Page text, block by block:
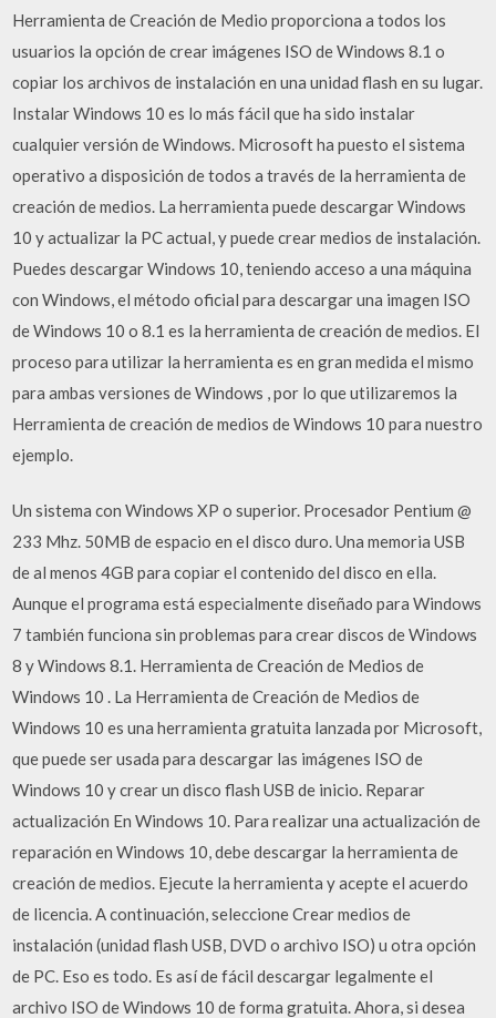
Herramienta de Creación de Medio proporciona a todos los
usuarios la opción de crear imágenes ISO de Windows 8.1 o
copiar los archivos de instalación en una unidad flash en su lugar.
Instalar Windows 10 es lo más fácil que ha sido instalar
cualquier versión de Windows. Microsoft ha puesto el sistema
operativo a disposición de todos a través de la herramienta de
creación de medios. La herramienta puede descargar Windows
10 y actualizar la PC actual, y puede crear medios de instalación.
Puedes descargar Windows 10, teniendo acceso a una máquina
con Windows, el método oficial para descargar una imagen ISO
de Windows 10 o 8.1 es la herramienta de creación de medios. El
proceso para utilizar la herramienta es en gran medida el mismo
para ambas versiones de Windows , por lo que utilizaremos la
Herramienta de creación de medios de Windows 10 para nuestro
ejemplo.
Un sistema con Windows XP o superior. Procesador Pentium @
233 Mhz. 50MB de espacio en el disco duro. Una memoria USB
de al menos 4GB para copiar el contenido del disco en ella.
Aunque el programa está especialmente diseñado para Windows
7 también funciona sin problemas para crear discos de Windows
8 y Windows 8.1. Herramienta de Creación de Medios de
Windows 10 . La Herramienta de Creación de Medios de
Windows 10 es una herramienta gratuita lanzada por Microsoft,
que puede ser usada para descargar las imágenes ISO de
Windows 10 y crear un disco flash USB de inicio. Reparar
actualización En Windows 10. Para realizar una actualización de
reparación en Windows 10, debe descargar la herramienta de
creación de medios. Ejecute la herramienta y acepte el acuerdo
de licencia. A continuación, seleccione Crear medios de
instalación (unidad flash USB, DVD o archivo ISO) u otra opción
de PC. Eso es todo. Es así de fácil descargar legalmente el
archivo ISO de Windows 10 de forma gratuita. Ahora, si desea